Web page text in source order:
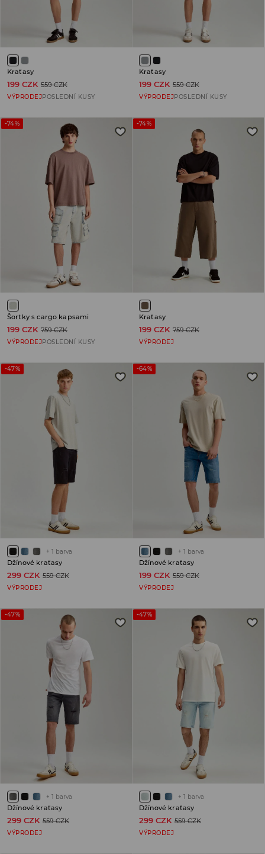
Kraťasy
199 CZK 559 CZK
VÝPRODEJPOSLEDNÍ KUSY
Kraťasy
199 CZK 559 CZK
VÝPRODEJPOSLEDNÍ KUSY
-74%
Šortky s cargo kapsami
199 CZK 759 CZK
VÝPRODEJ POSLEDNÍ KUSY
-74%
Kraťasy
199 CZK 759 CZK
VÝPRODEJ
-47%
+ 1 barva
Džínové kraťasy
299 CZK 559 CZK
VÝPRODEJ
-64%
+ 1 barva
Džínové kraťasy
199 CZK 559 CZK
VÝPRODEJ
-47%
+ 1 barva
Džínové kraťasy
299 CZK 559 CZK
VÝPRODEJ
-47%
+ 1 barva
Džínové kraťasy
299 CZK 559 CZK
VÝPRODEJ